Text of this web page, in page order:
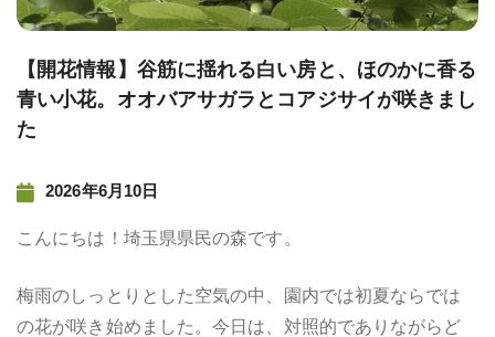
【開花情報】谷筋に揺れる白い房と、ほのかに香る
青い小花。オオバアサガラとコアジサイが咲きまし
た
2026年6月10日
こんにちは！埼玉県県民の森です。
梅雨のしっとりとした空気の中、園内では初夏ならでは
の花が咲き始めました。今日は、対照的でありながらど